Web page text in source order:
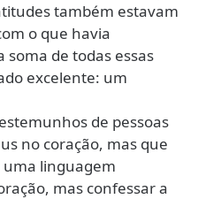
também estavam
o que havia
soma de todas essas
excelente: um
de pessoas
no coração, mas que
uma linguagem
mas confessar a